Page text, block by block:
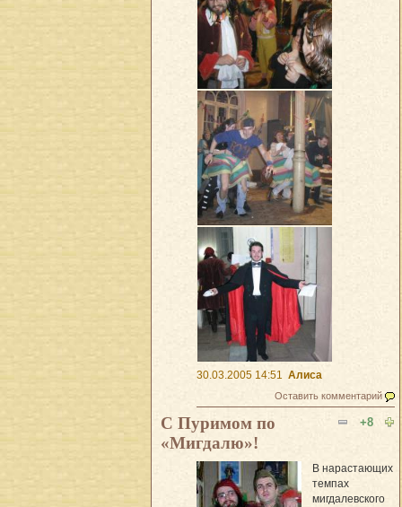
30.03.2005 14:51 Алиса
Оставить комментарий
+8
С Пуримом по
«Мигдалю»!
В нарастающих
темпах
мигдалевского